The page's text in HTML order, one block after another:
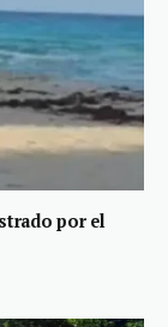
por el